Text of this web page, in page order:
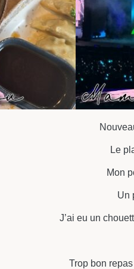
Le
Mon
Un
J’ai eu un
Trop bon